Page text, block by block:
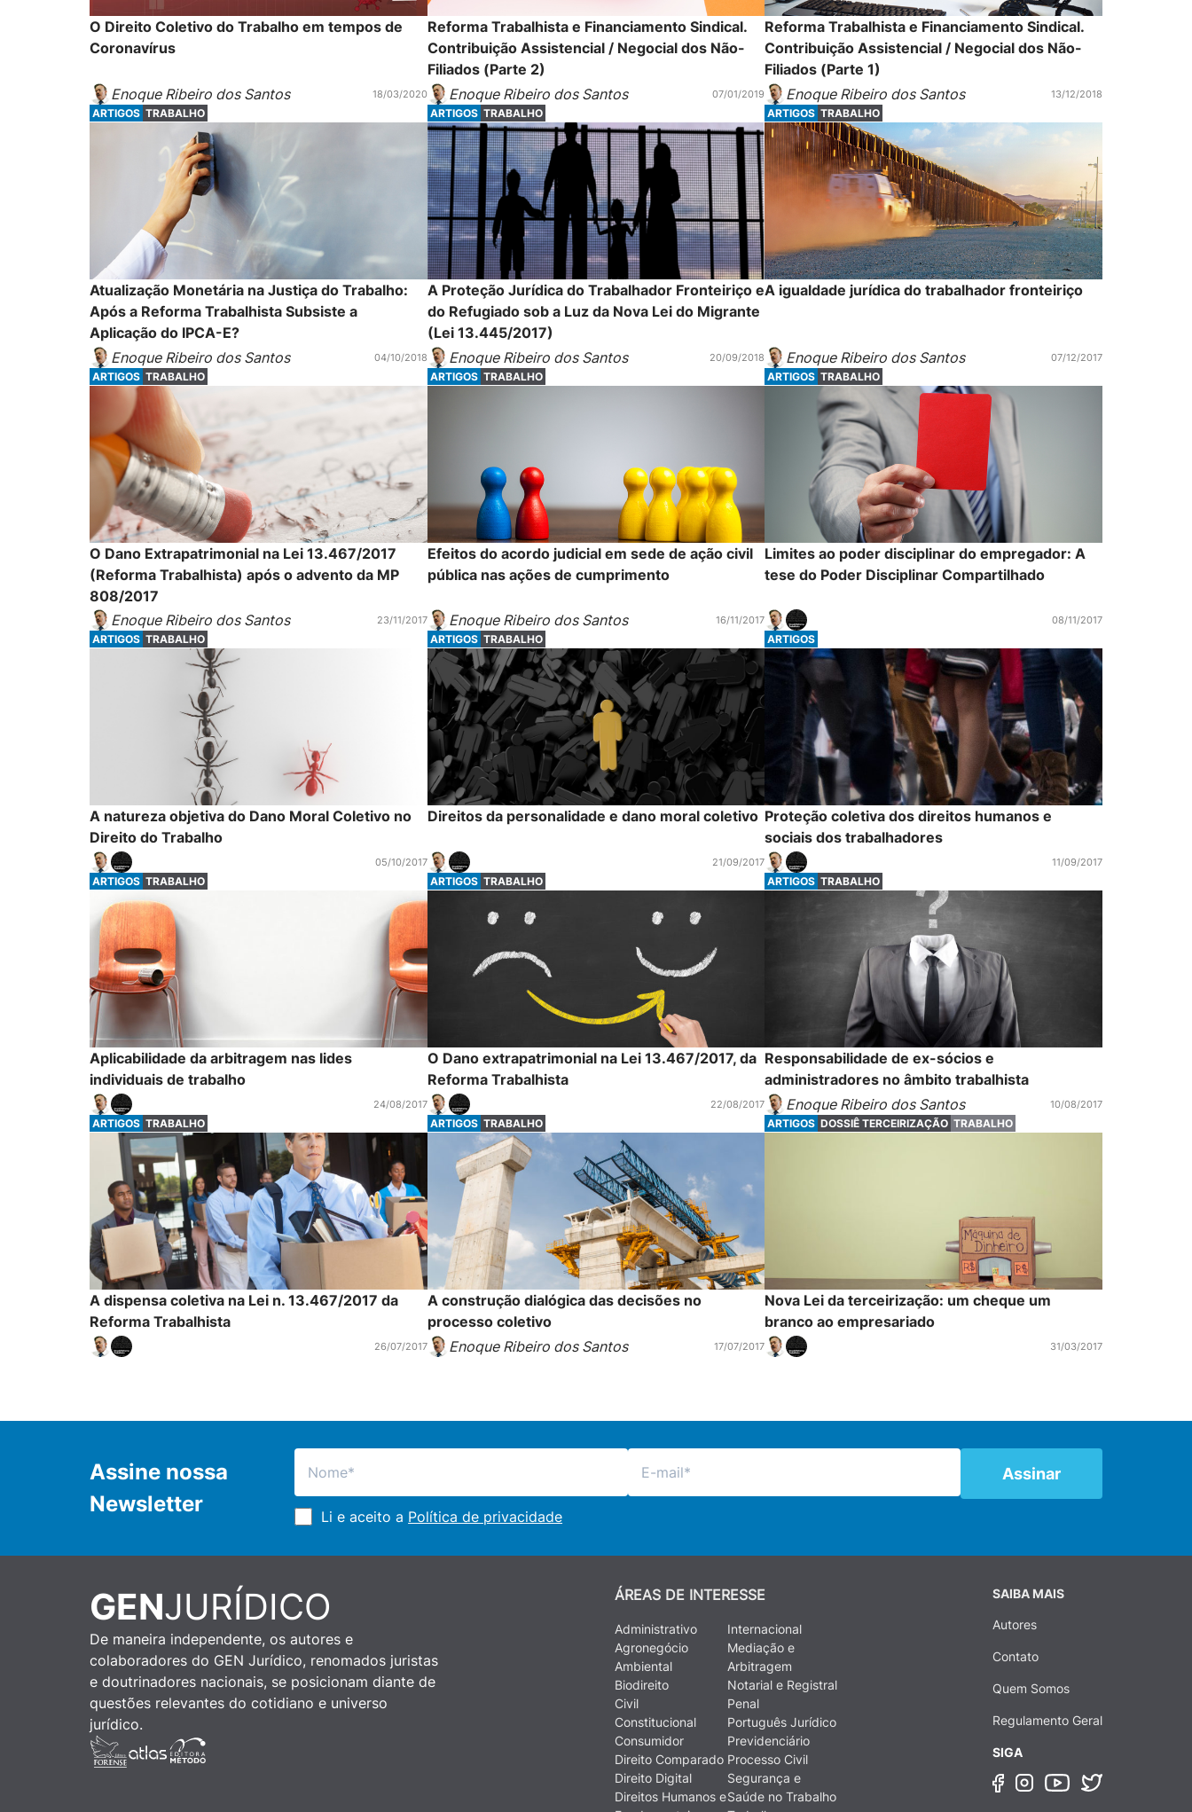
O Direito Coletivo do Trabalho em tempos de
Coronavírus
Enoque Ribeiro dos Santos 18/03/2020
Reforma Trabalhista e Financiamento Sindical.
Contribuição Assistencial / Negocial dos Não-
Filiados (Parte 2)
Enoque Ribeiro dos Santos
07/01/2019
Reforma Trabalhista e Financiamento Sindical.
Contribuição Assistencial / Negocial dos Não-
Filiados (Parte 1)
Enoque Ribeiro dos Santos
13/12/2018
ARTIGOS TRABALHO
Atualização Monetária na Justiça do Trabalho:
Após a Reforma Trabalhista Subsiste a
Aplicação do IPCA-E?
Enoque Ribeiro dos Santos
04/10/2018
ARTIGOS TRABALHO
A Proteção Jurídica do Trabalhador Fronteiriço e
do Refugiado sob a Luz da Nova Lei do Migrante
(Lei 13.445/2017)
Enoque Ribeiro dos Santos
20/09/2018
ARTIGOS TRABALHO
A igualdade jurídica do trabalhador fronteiriço
Enoque Ribeiro dos Santos 07/12/2017
ARTIGOS TRABALHO
O Dano Extrapatrimonial na Lei 13.467/2017
(Reforma Trabalhista) após o advento da MP
808/2017
Enoque Ribeiro dos Santos
23/11/2017
ARTIGOS TRABALHO
Efeitos do acordo judicial em sede de ação civil
pública nas ações de cumprimento
Enoque Ribeiro dos Santos 16/11/2017
ARTIGOS TRABALHO
Limites ao poder disciplinar do empregador: A
tese do Poder Disciplinar Compartilhado
08/11/2017
ARTIGOS TRABALHO
A natureza objetiva do Dano Moral Coletivo no
Direito do Trabalho
05/10/2017
ARTIGOS TRABALHO
Direitos da personalidade e dano moral coletivo
21/09/2017
ARTIGOS
Proteção coletiva dos direitos humanos e
sociais dos trabalhadores
11/09/2017
ARTIGOS TRABALHO
Aplicabilidade da arbitragem nas lides
individuais de trabalho
24/08/2017
ARTIGOS TRABALHO
O Dano extrapatrimonial na Lei 13.467/2017, da
Reforma Trabalhista
22/08/2017
ARTIGOS TRABALHO
Responsabilidade de ex-sócios e
administradores no âmbito trabalhista
Enoque Ribeiro dos Santos
10/08/2017
ARTIGOS TRABALHO
A dispensa coletiva na Lei n. 13.467/2017 da
Reforma Trabalhista
26/07/2017
ARTIGOS TRABALHO
A construção dialógica das decisões no
processo coletivo
Enoque Ribeiro dos Santos
17/07/2017
ARTIGOS DOSSIÊ TERCEIRIZAÇÃO TRABALHO
Nova Lei da terceirização: um cheque um
branco ao empresariado
31/03/2017
Assine nossa
Newsletter
Li e aceito a Política de privacidade
GENJURÍDICO
De maneira independente, os autores e
colaboradores do GEN Jurídico, renomados juristas
e doutrinadores nacionais, se posicionam diante de
questões relevantes do cotidiano e universo
jurídico.
ÁREAS DE INTERESSE
Administrativo
Agronegócio
Ambiental
Biodireito
Civil
Constitucional
Consumidor
Direito Comparado
Direito Digital
Direitos Humanos e
Internacional
Mediação e
Arbitragem
Notarial e Registral
Penal
Português Jurídico
Previdenciário
Processo Civil
Segurança e
Saúde no Trabalho
SAIBA MAIS
Autores
Contato
Quem Somos
Regulamento Geral
SIGA